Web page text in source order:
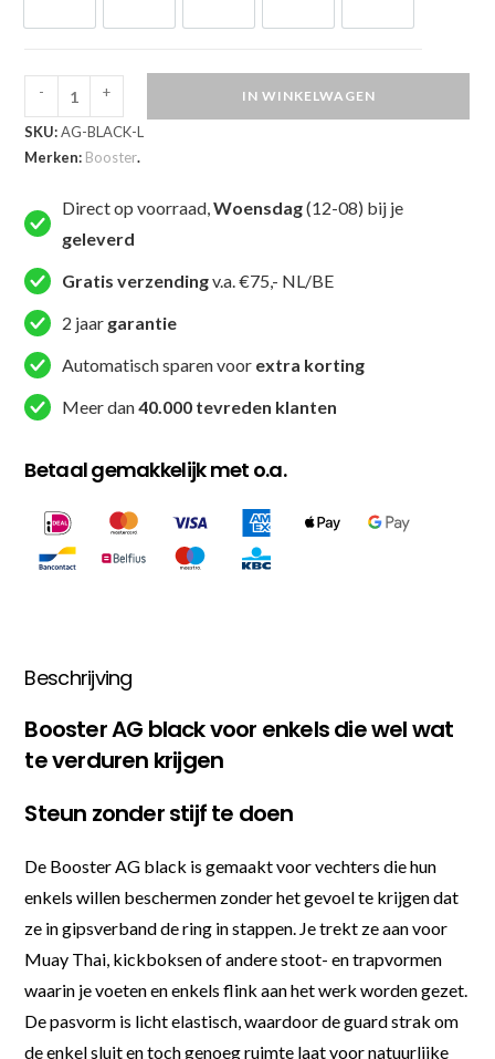
XS S M L XL
Booster
Fight
Gear
(AG
BLACK)
aantal
- + IN WINKELWAGEN
SKU:AG-BLACK-L
Merken: Booster.
Direct op voorraad,Woensdag(12-08) bij je
geleverd
Gratis verzendingv.a. €75,- NL/BE
2 jaar garantie
Automatisch sparen voor extra korting
Meer dan40.000 tevreden klanten
Betaal gemakkelijk met o.a.
Beschrijving
Booster AG black voor enkels die wel wat
te verduren krijgen
Steun zonder stijf te doen
De Booster AG black is gemaakt voor vechters die hun
enkels willen beschermen zonder het gevoel te krijgen dat
ze in gipsverband de ring in stappen. Je trekt ze aan voor
Muay Thai, kickboksen of andere stoot- en trapvormen
waarin je voeten en enkels flink aan het werk worden gezet.
De pasvorm is licht elastisch, waardoor de guard strak om
de enkel sluit en toch genoeg ruimte laat voor natuurlijke